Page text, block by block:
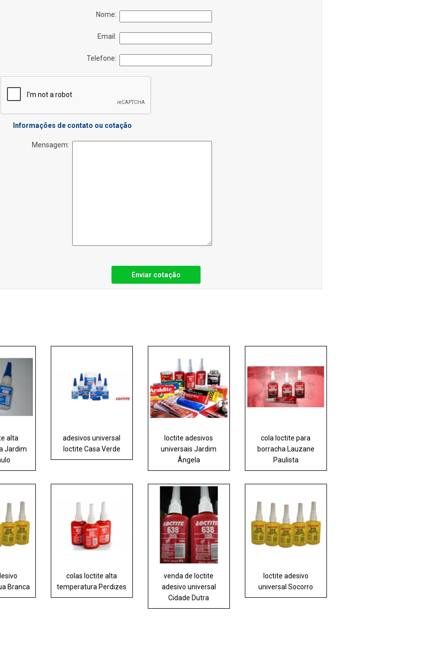
Nome:
Email:
Telefone:
Informações de contato ou cotação
Mensagem:
Enviar cotação
alta
Jardim
adesivos universal
loctite Casa Verde
loctite adesivos
universais Jardim
Ângela
cola loctite para
borracha Lauzane
Paulista
Branca
colas loctite alta
temperatura Perdizes
venda de loctite
adesivo universal
Cidade Dutra
loctite adesivo
universal Socorro